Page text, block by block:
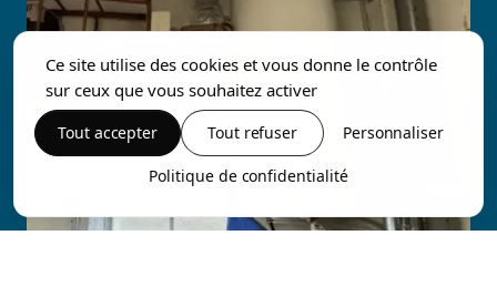
Ce site utilise des cookies et vous donne le contrôle
sur ceux que vous souhaitez activer
Tout accepter Tout refuser Personnaliser
Politique de confidentialité